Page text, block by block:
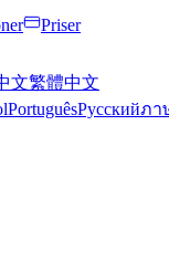
Priser
文繁體中文
PortuguêsРусскийภา